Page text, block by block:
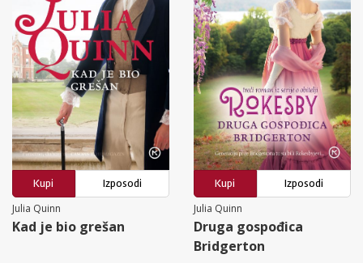
Kupi
Izposodi
Julia Quinn
Kad je bio grešan
Kupi
Izposodi
Julia Quinn
Druga gospođica
Bridgerton